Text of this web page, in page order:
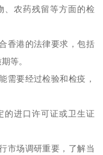
、农药残留等方面的检
香港的法律要求，包括
等。
需要经过检验和检疫，
的进口许可证或卫生证
市场调研重要，了解当